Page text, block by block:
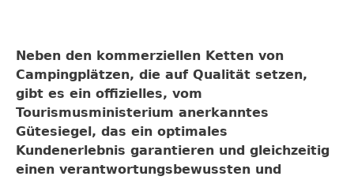
Neben den kommerziellen Ketten von
Campingplätzen, die auf Qualität setzen,
gibt es ein offizielles, vom
Tourismusministerium anerkanntes
Gütesiegel, das ein optimales
Kundenerlebnis garantieren und gleichzeitig
einen verantwortungsbewussten und